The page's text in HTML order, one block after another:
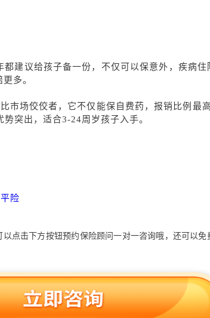
建议给孩子备一份，不仅可以保意外，疾病住
多。
市场佼佼者，它不仅能保自费药，报销比例最
突出，适合3-24周岁孩子入手。
险
点击下方按钮预约保险顾问一对一咨询哦，还可以免